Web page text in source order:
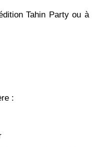
Tahin Party ou à
: